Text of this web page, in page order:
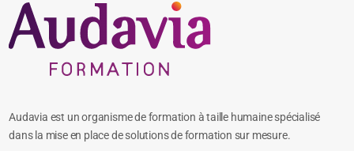
Audavia est un organisme de formation à taille humaine spécialisé
dans la mise en place de solutions de formation sur mesure.